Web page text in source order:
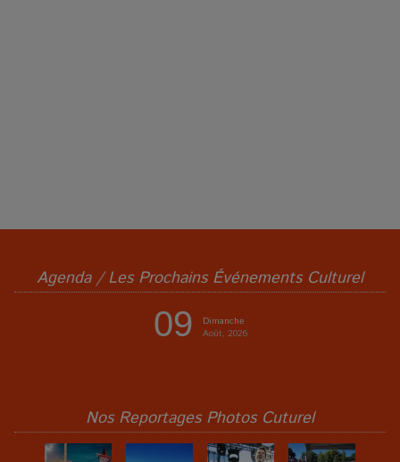
Agenda / Les Prochains Événements Culturel
09
Dimanche
Août, 2026
Nos Reportages Photos Cuturel